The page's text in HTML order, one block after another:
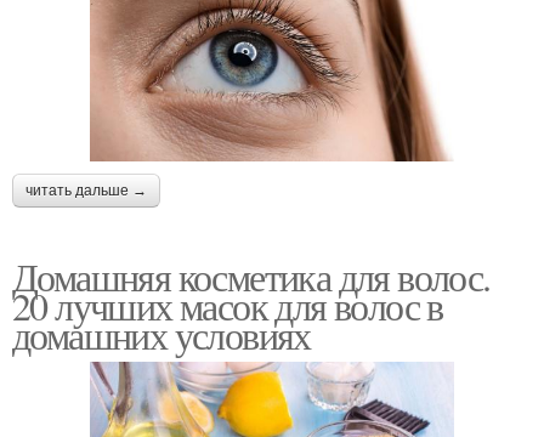
читать дальше →
Домашняя косметика для волос.
20 лучших масок для волос в
домашних условиях